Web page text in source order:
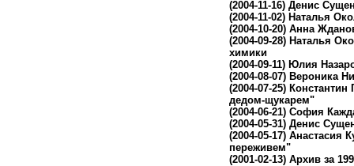
(2004-11-16) Денис
(2004-11-02) Наталья
(2004-10-20) Анна
(2004-09-28) Наталья
химики
(2004-09-11) Юлия
(2004-08-07) Вероника
(2004-07-25) Константин
дедом-щукарем"
(2004-06-21) София
(2004-05-31) Денис
(2004-05-17) Анастасия
переживем"
(2001-02-13) Архив за